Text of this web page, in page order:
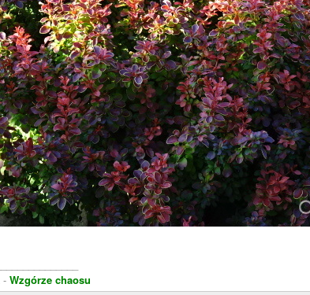
- Wzgórze chaosu